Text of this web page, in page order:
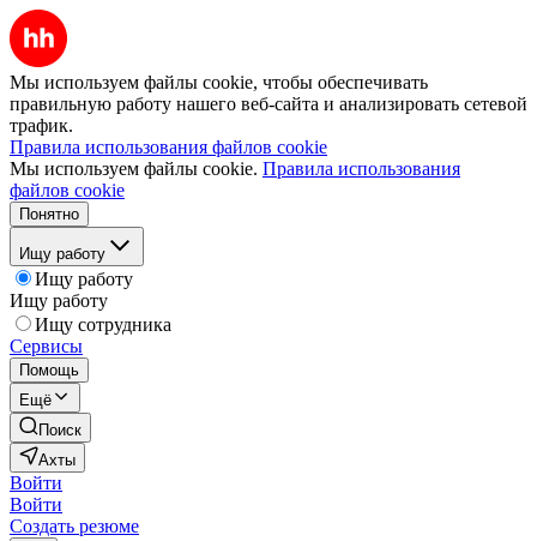
Мы используем файлы cookie, чтобы обеспечивать
правильную работу нашего веб-сайта и анализировать сетевой
трафик.
Правила использования файлов cookie
Мы используем файлы cookie. Правила использования
файлов cookie
Понятно
Ищу работу
Ищу работу
Ищу работу
Ищу сотрудника
Сервисы
Помощь
Ещё
Поиск
Ахты
Войти
Войти
Создать резюме